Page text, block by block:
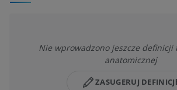
Nie wprowadzono jeszcze
anatomicznej
ZASUGERUJ